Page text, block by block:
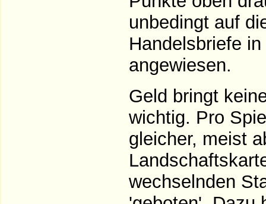
unbedingt auf
Handelsbriefe
angewiesen.
Geld bringt
wichtig. Pro
gleicher, meist
wechselnden